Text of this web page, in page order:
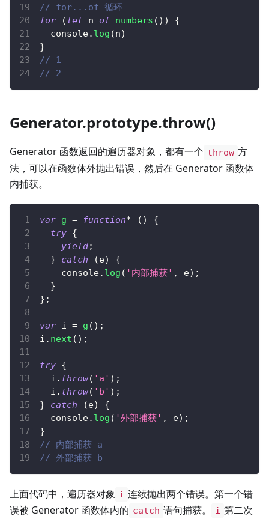
// for...of 循环
for
( let n of numbers ( ) )
{
console. log (n)
}
// 1
// 2
Generator.prototype.throw()
Generator 函数返回的遍历器对象，都有一个 throw 方
法，可以在函数体外抛出错误，然后在 Generator 函数体
内捕获。
var g = function* ( )
{
try {
yield;
}
catch (e)
{
console. log ( '内部捕获' , e) ;
}
} ;
var i = g ( ) ;
i . next ( ) ;
try {
  i
. throw( 'a' ) ;
  i
. throw( 'b' ) ;
}
catch (e)
{
console. log ( '外部捕获' , e) ;
}
// 内部捕获 a
// 外部捕获 b
上面代码中，遍历器对象 i 连续抛出两个错误。第一个错
误被 Generator 函数体内的 catch 语句捕获。 i 第二次